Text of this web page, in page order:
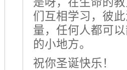
们互相学习，彼
量，任何人都可
的小地方。
祝你圣诞快乐！